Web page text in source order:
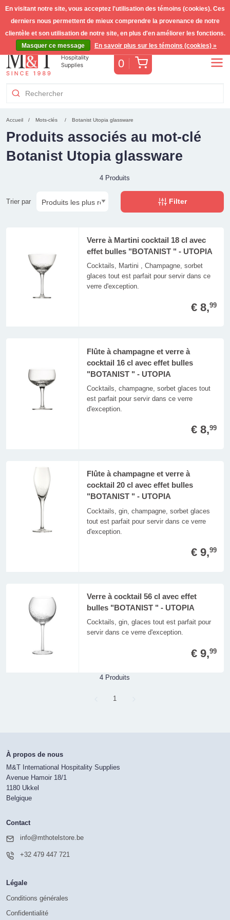
0 Panier
Accueil Mots-clés Botanist Utopia glassware
Produits associés au mot-clé
Botanist Utopia glassware
4 Produits
Trier par Filter
Verre à Martini cocktail 18 cl avec
effet bulles "BOTANIST " - UTOPIA
Cocktails, Martini , Champagne, sorbet
glaces tout est parfait pour servir dans ce
verre d'exception.
€ 8,99
Flûte à champagne et verre à
cocktail 16 cl avec effet bulles
"BOTANIST " - UTOPIA
Cocktails, champagne, sorbet glaces tout
est parfait pour servir dans ce verre
d'exception.
€ 8,99
Flûte à champagne et verre à
cocktail 20 cl avec effet bulles
"BOTANIST " - UTOPIA
Cocktails, gin, champagne, sorbet glaces
tout est parfait pour servir dans ce verre
d'exception.
€ 9,99
Verre à cocktail 56 cl avec effet
bulles "BOTANIST " - UTOPIA
Cocktails, gin, glaces tout est parfait pour
servir dans ce verre d'exception.
€ 9,99
4 Produits
Page
1
À propos de nous
M&T International Hospitality Supplies
Avenue Hamoir 18/1
1180 Ukkel
Belgique
Contact
info@mthotelstore.be
+32 479 447 721
Légale
Conditions générales
Confidentialité
En visitant notre site, vous acceptez l'utilisation des témoins (cookies). Ces
derniers nous permettent de mieux comprendre la provenance de notre
clientèle et son utilisation de notre site, en plus d'en améliorer les fonctions.
Masquer ce message
En savoir plus sur les témoins (cookies) »